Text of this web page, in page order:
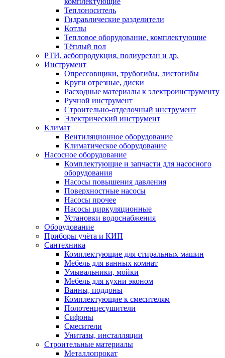
Теплоноситель
Гидравлические разделители
Котлы
Тепловое оборудование, комплектующие
Тёплый пол
РТИ, асбопродукция, полиуретан и др.
Инструмент
Опрессовщики, трубогибы, листогибы
Круги отрезные, диски
Расходные материалы к электроинструменту
Ручной инструмент
Строительно-отделочный инструмент
Электрический инструмент
Климат
Вентиляционное оборудование
Климатическое оборудование
Насосное оборудование
Комплектующие и запчасти для насосного
оборудования
Насосы повышения давления
Поверхностные насосы
Насосы прочее
Насосы циркуляционные
Установки водоснабжения
Оборудование
Приборы учёта и КИП
Сантехника
Комплектующие для стиральных машин
Мебель для ванных комнат
Умывальники, мойки
Мебель для кухни эконом
Ванны, поддоны
Комплектующие к смесителям
Полотенцесушители
Сифоны
Смесители
Унитазы, инсталляции
Строительные материалы
Металлопрокат